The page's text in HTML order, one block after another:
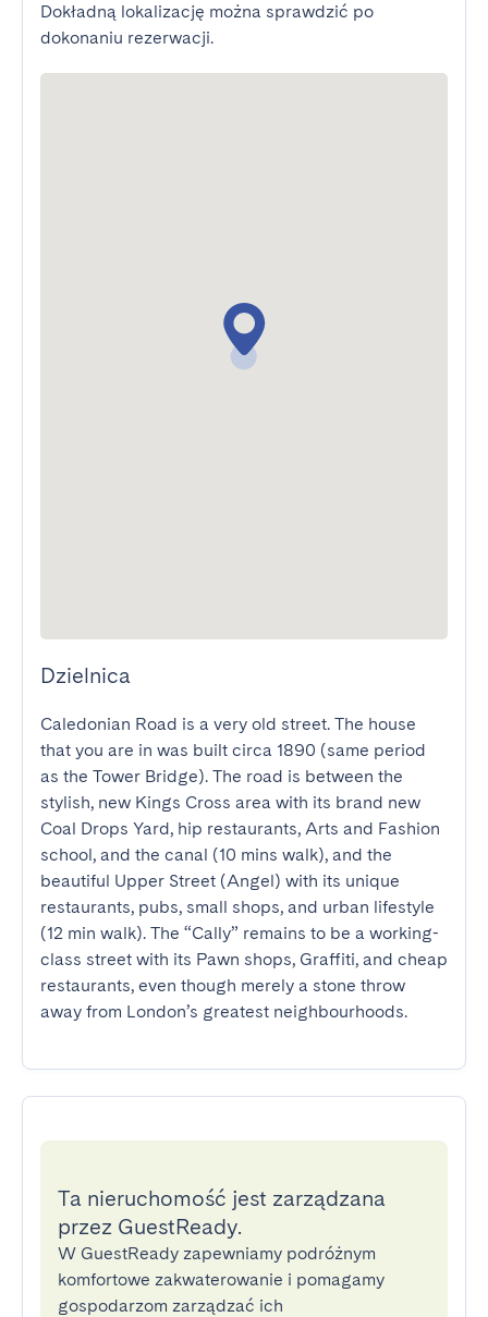
Dokładną lokalizację można sprawdzić po
dokonaniu rezerwacji.
Dzielnica
Caledonian Road is a very old street. The house
that you are in was built circa 1890 (same period
as the Tower Bridge). The road is between the
stylish, new Kings Cross area with its brand new
Coal Drops Yard, hip restaurants, Arts and Fashion
school, and the canal (10 mins walk), and the
beautiful Upper Street (Angel) with its unique
restaurants, pubs, small shops, and urban lifestyle
(12 min walk). The “Cally” remains to be a working-
class street with its Pawn shops, Graffiti, and cheap
restaurants, even though merely a stone throw
away from London’s greatest neighbourhoods.
Ta nieruchomość jest zarządzana
przez GuestReady.
W GuestReady zapewniamy podróżnym
komfortowe zakwaterowanie i pomagamy
gospodarzom zarządzać ich